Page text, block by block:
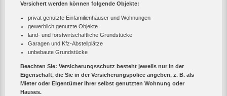
Versichert werden können folgende Objekte:
privat genutzte Einfamilienhäuser und Wohnungen
gewerblich genutzte Objekte
land- und forstwirtschaftliche Grundstücke
Garagen und Kfz-Abstellplätze
unbebaute Grundstücke
Beachten Sie: Versicherungsschutz besteht jeweils nur in der
Eigenschaft, die Sie in der Versicherungspolice angeben, z. B. als
Mieter oder Eigentümer Ihrer selbst genutzten Wohnung oder
Hauses.